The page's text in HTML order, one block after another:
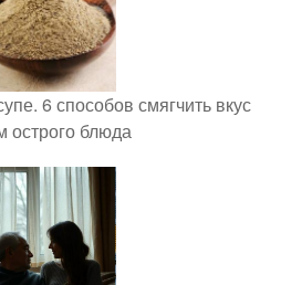
6 способов смягчить вкус
острого блюда